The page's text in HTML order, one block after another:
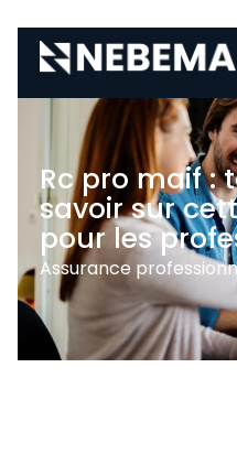
Rc pro maif :
savoir sur
pour les
Assurance